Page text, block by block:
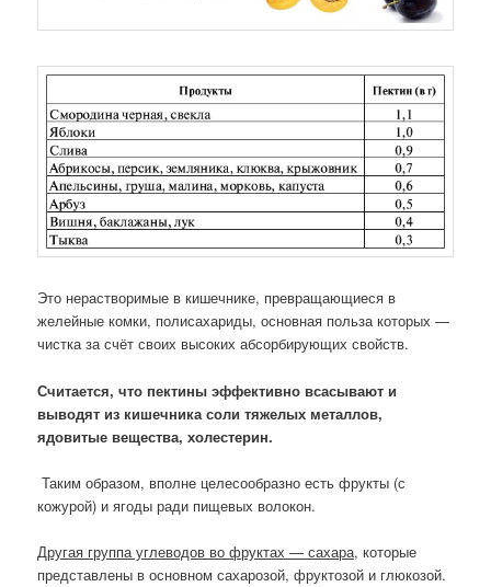
Это нерастворимые в кишечнике, превращающиеся в
желейные комки, полисахариды, основная польза которых —
чистка за счёт своих высоких абсорбирующих свойств.
Считается, что пектины эффективно всасывают и
выводят из кишечника соли тяжелых металлов,
ядовитые вещества, холестерин.
Таким образом, вполне целесообразно есть фрукты (с
кожурой) и ягоды ради пищевых волокон.
Другая группа углеводов во фруктах — сахара, которые
представлены в основном сахарозой, фруктозой и глюкозой.